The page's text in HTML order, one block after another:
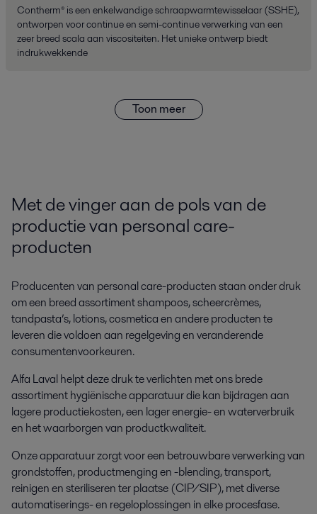
Contherm® is een enkelwandige schraapwarmtewisselaar (SSHE),
ontworpen voor continue en semi-continue verwerking van een
zeer breed scala aan viscositeiten. Het unieke ontwerp biedt
indrukwekkende
Toon meer
Met de vinger aan de pols van de
productie van personal care-
producten
Producenten van personal care-producten staan onder druk
om een breed assortiment shampoos, scheercrèmes,
tandpasta’s, lotions, cosmetica en andere producten te
leveren die voldoen aan regelgeving en veranderende
consumentenvoorkeuren.
Alfa Laval helpt deze druk te verlichten met ons brede
assortiment hygiënische apparatuur die kan bijdragen aan
lagere productiekosten, een lager energie- en waterverbruik
en het waarborgen van productkwaliteit.
Onze apparatuur zorgt voor een betrouwbare verwerking van
grondstoffen, productmenging en -blending, transport,
reinigen en steriliseren ter plaatse (CIP/SIP), met diverse
automatiserings- en regeloplossingen in elke procesfase.